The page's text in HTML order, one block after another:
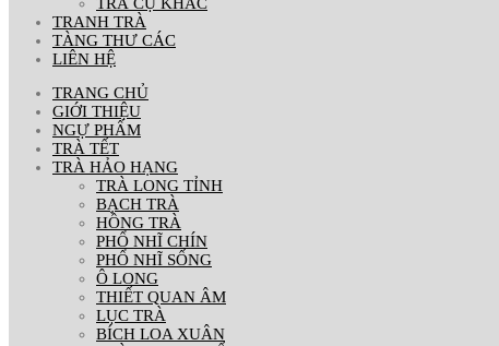
TRÀ CỤ KHÁC
TRANH TRÀ
TÀNG THƯ CÁC
LIÊN HỆ
TRANG CHỦ
GIỚI THIỆU
NGỰ PHẨM
TRÀ TẾT
TRÀ HẢO HẠNG
TRÀ LONG TỈNH
BẠCH TRÀ
HỒNG TRÀ
PHỔ NHĨ CHÍN
PHỔ NHĨ SỐNG
Ô LONG
THIẾT QUAN ÂM
LỤC TRÀ
BÍCH LOA XUÂN